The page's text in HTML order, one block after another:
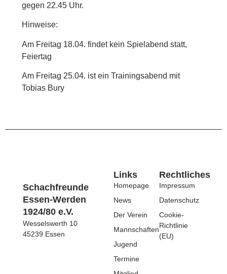
gegen 22.45 Uhr.
Hinweise:
Am Freitag 18.04. findet kein Spielabend statt,
Feiertag
Am Freitag 25.04. ist ein Trainingsabend mit
Tobias Bury
Schachfreunde
Essen-Werden
1924/80 e.V.
Wesselswerth 10
45239 Essen
Links
Homepage
News
Der Verein
Mannschaften
Jugend
Termine
Rechtliches
Impressum
Datenschutz
Cookie-
Richtlinie
(EU)